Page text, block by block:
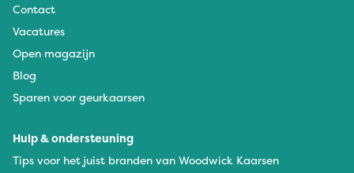
Contact
Vacatures
Open magazijn
Blog
Sparen voor geurkaarsen
Hulp & ondersteuning
Tips voor het juist branden van Woodwick Kaarsen